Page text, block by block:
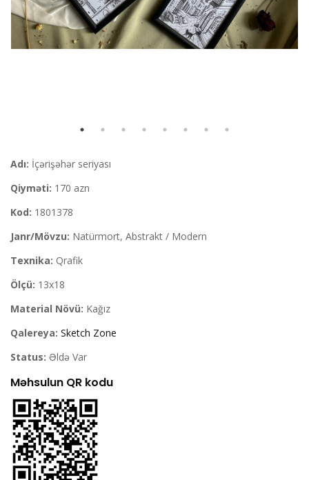
Adı: İçərişəhər seriyası
Qiyməti: 170 azn
Kod: 1801378
Janr/Mövzu: Natürmort, Abstrakt / Modern
Texnika: Qrafik
Ölçü: 13x18
Material Növü: Kağız
Qalereya: Sketch Zone
Status: Əldə Var
Məhsulun QR kodu